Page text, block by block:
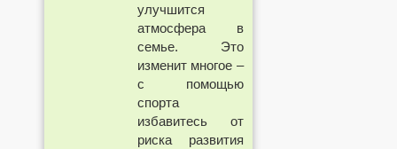
улучшится
атмосфера в
семье. Это
изменит многое –
с помощью
спорта
избавитесь от
риска развития